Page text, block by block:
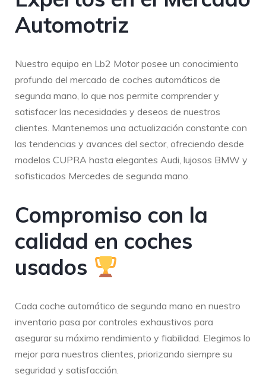
Automotriz
Nuestro equipo en Lb2 Motor posee un conocimiento
profundo del mercado de coches automáticos de
segunda mano, lo que nos permite comprender y
satisfacer las necesidades y deseos de nuestros
clientes. Mantenemos una actualización constante con
las tendencias y avances del sector, ofreciendo desde
modelos CUPRA hasta elegantes Audi, lujosos BMW y
sofisticados Mercedes de segunda mano.
Compromiso con la
calidad en coches
usados
Cada coche automático de segunda mano en nuestro
inventario pasa por controles exhaustivos para
asegurar su máximo rendimiento y fiabilidad. Elegimos lo
mejor para nuestros clientes, priorizando siempre su
seguridad y satisfacción.